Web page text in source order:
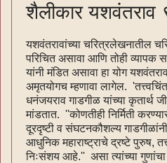
शैलीकार यशवंतराव
यशवंतरावांच्या चरित्रलेखनातील
परिचित असावा आणि तोही व्यापक
यांनी मंडित असावा हा योग
अमृतयोगच म्हणावा लागेल.
धनंजयराव गाडगीळ यांच्या कृतार्थ
मांडतात. ''कोणतीही निर्मिती
दूरदृष्टी व संघटनकौशल्य
आधुनिक महाराष्ट्राचे द्रष्टे पुरुष,
निःसंशय आहे.'' असा त्यांच्या